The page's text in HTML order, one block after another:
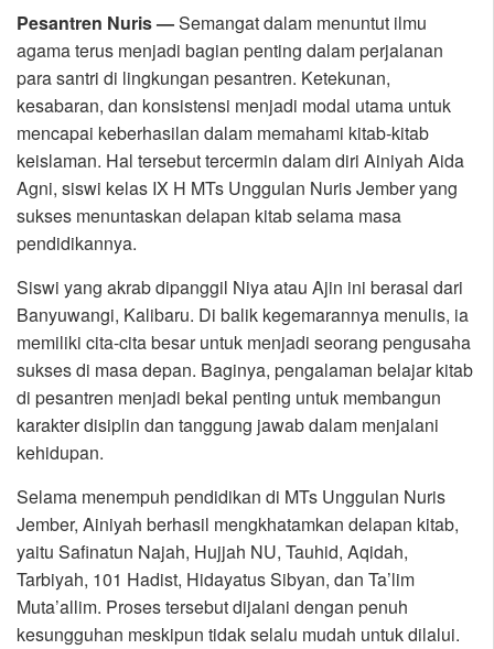
Pesantren Nuris —Semangat dalam menuntut ilmu
agama terus menjadi bagian penting dalam perjalanan
para santri di lingkungan pesantren. Ketekunan,
kesabaran, dan konsistensi menjadi modal utama untuk
mencapai keberhasilan dalam memahami kitab-kitab
keislaman. Hal tersebut tercermin dalam diri Ainiyah Aida
Agni, siswi kelas IX H MTs Unggulan Nuris Jember yang
sukses menuntaskan delapan kitab selama masa
pendidikannya.
Siswi yang akrab dipanggil Niya atau Ajin ini berasal dari
Banyuwangi, Kalibaru. Di balik kegemarannya menulis, ia
memiliki cita-cita besar untuk menjadi seorang pengusaha
sukses di masa depan. Baginya, pengalaman belajar kitab
di pesantren menjadi bekal penting untuk membangun
karakter disiplin dan tanggung jawab dalam menjalani
kehidupan.
Selama menempuh pendidikan di MTs Unggulan Nuris
Jember, Ainiyah berhasil mengkhatamkan delapan kitab,
yaitu Safinatun Najah, Hujjah NU, Tauhid, Aqidah,
Tarbiyah, 101 Hadist, Hidayatus Sibyan, dan Ta’lim
Muta’allim. Proses tersebut dijalani dengan penuh
kesungguhan meskipun tidak selalu mudah untuk dilalui.